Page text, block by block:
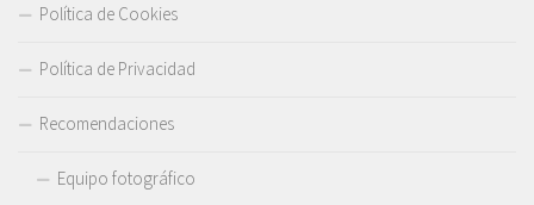
Política de Cookies
Política de Privacidad
Recomendaciones
Equipo fotográfico